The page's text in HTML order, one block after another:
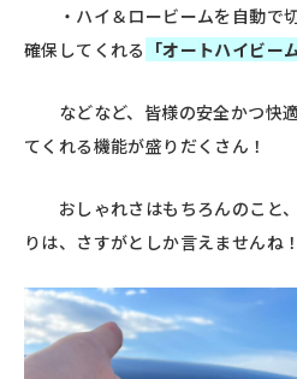
・ハイ＆ロービームを自動で
確保してくれる 「オートハイビー
などなど、皆様の安全かつ快
てくれる機能が盛りだくさん！
おしゃれさはもちろんのこと、
りは、さすがとしか言えませんね！